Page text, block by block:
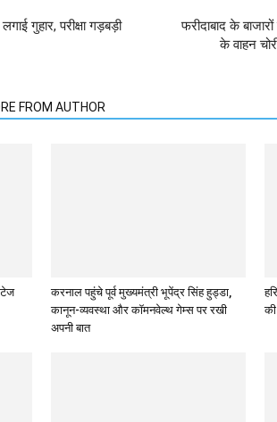
गुहार, परीक्षा गड़बड़ी
फरीदाबाद के
के वाहन
FROM AUTHOR
करनाल पहुंचे पूर्व मुख्यमंत्री भूपेंद्र सिंह हुड्डा,
कानून-व्यवस्था और कॉमनवेल्थ गेम्स पर रखी
अपनी बात